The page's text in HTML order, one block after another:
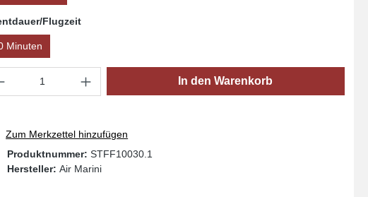
Flugzeit
Minuten
Anzahl: Gib den gewünschten Wert ein
In den Warenkorb
Zum Merkzettel hinzufügen
Produktnummer:STFF10030.1
Hersteller:Air Marini